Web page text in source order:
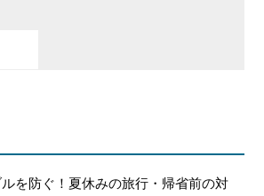
を防ぐ！夏休みの旅行・帰省前の対